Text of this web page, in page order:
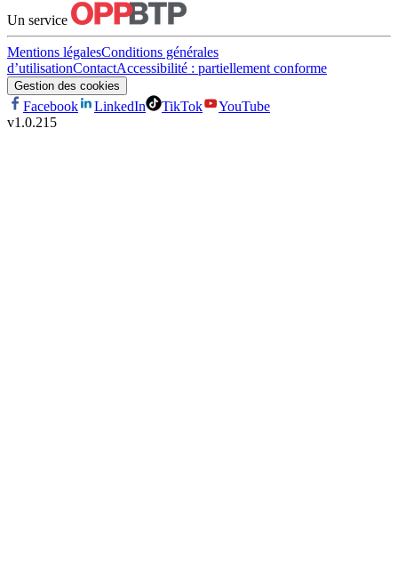
Un service
Mentions légalesConditions générales
d’utilisationContactAccessibilité : partiellement conforme
Gestion des cookies
Facebook LinkedIn TikTok
YouTube
v1.0.215